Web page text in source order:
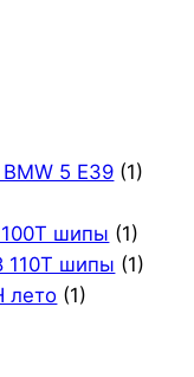
5 E39 (1)
шипы (1)
110T шипы (1)
лето (1)